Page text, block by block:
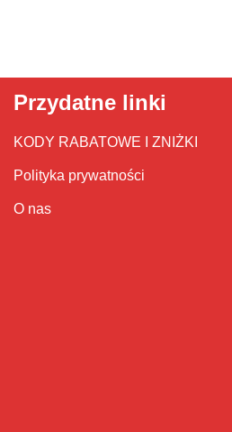
Przydatne linki
KODY RABATOWE I ZNIŻKI
Polityka prywatności
O nas